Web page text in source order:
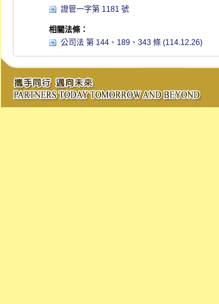
證管一字第 1181 號
相關法條：
公司法 第 144、189、343 條 (114.12.26)